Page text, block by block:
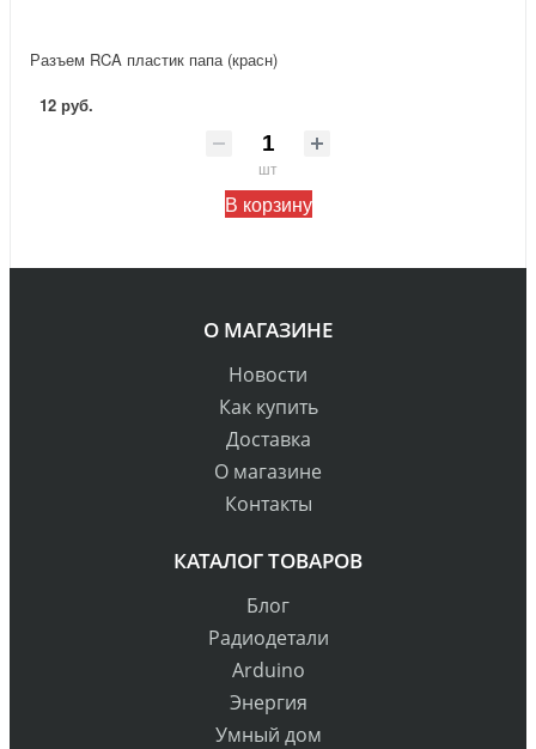
Разъем RCA пластик папа (красн)
12 руб.
шт
В корзину
О МАГАЗИНЕ
Новости
Как купить
Доставка
О магазине
Контакты
КАТАЛОГ ТОВАРОВ
Блог
Радиодетали
Arduino
Энергия
Умный дом